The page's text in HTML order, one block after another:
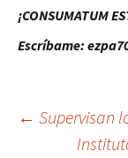
¡CONSUMATUM
Escríbame:
← Supervisan